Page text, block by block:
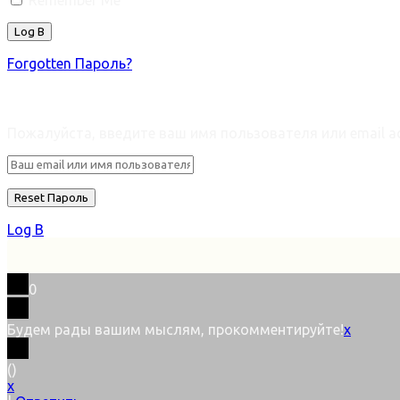
Forgotten Пароль?
Log В
0
Будем рады вашим мыслям, прокомментируйте!x
()
x